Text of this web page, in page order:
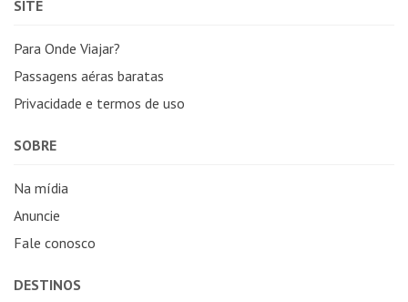
SITE
Para Onde Viajar?
Passagens aéras baratas
Privacidade e termos de uso
SOBRE
Na mídia
Anuncie
Fale conosco
DESTINOS